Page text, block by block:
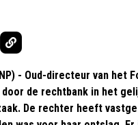
- Oud-directeur van het
de rechtbank in het
De rechter heeft